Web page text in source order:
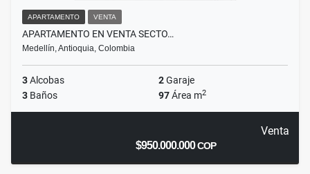
APARTAMENTO VENTA
APARTAMENTO EN VENTA SECTO…
Medellín, Antioquia, Colombia
3Alcobas 2Garaje
3 Baños 97Área m2
Venta
$950.000.000COP